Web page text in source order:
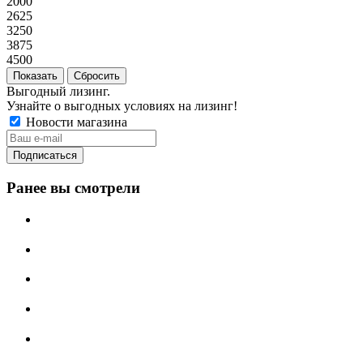
2625
3250
3875
4500
Сбросить
Выгодный лизинг.
Узнайте о выгодных условиях на лизинг!
Новости магазина
Ранее вы смотрели